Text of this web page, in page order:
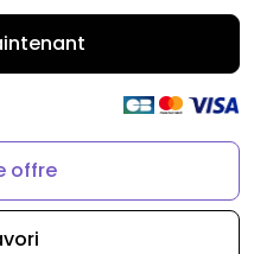
offre